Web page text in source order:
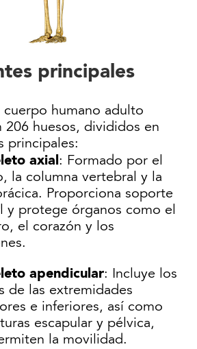
principales
cuerpo humano adulto
206 huesos, divididos en
principales:
axial : Formado por el
la columna vertebral y la
Proporciona soporte
y protege órganos como el
el corazón y los
apendicular: Incluye los
de las extremidades
e inferiores, así como
escapular y pélvica,
la movilidad.